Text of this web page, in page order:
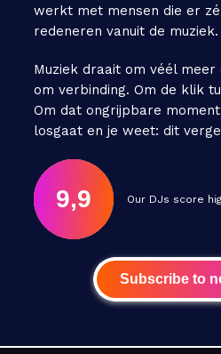
werkt met mensen die er
redeneren vanuit de muziek.
Muziek draait om véél
om verbinding. Om de klik
Om dat ongrijpbare
losgaat en je weet: dit
9,9 Our DJs score
Subscribe to